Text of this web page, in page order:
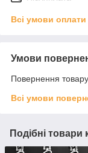
Всі умови оплати
Умови
Повернення
Всі умови
Подібні товари